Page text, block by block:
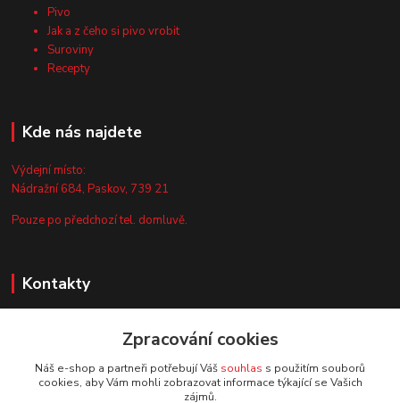
Pivo
Jak a z čeho si pivo vrobit
Suroviny
Recepty
Kde nás najdete
Výdejní místo:
Nádražní 684, Paskov, 739 21
Pouze po předchozí tel. domluvě.
Kontakty
+420 735 044 675
info@vyrobtesipivo.cz
Zpracování cookies
Náš e-shop a partneři potřebují Váš souhlas s použitím souborů
cookies, aby Vám mohli zobrazovat informace týkající se Vašich
zájmů.